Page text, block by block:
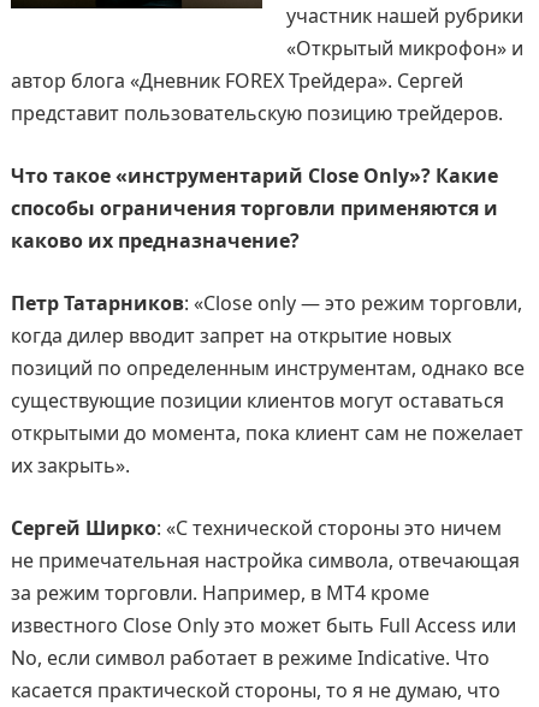
участник нашей рубрики
«Открытый микрофон» и
автор блога «Дневник FOREX Трейдера». Сергей
представит пользовательскую позицию трейдеров.
Что такое «инструментарий Close Only»? Какие
способы ограничения торговли применяются и
каково их предназначение?
Петр Татарников: «Close only — это режим торговли,
когда дилер вводит запрет на открытие новых
позиций по определенным инструментам, однако все
существующие позиции клиентов могут оставаться
открытыми до момента, пока клиент сам не пожелает
их закрыть».
Сергей Ширко: «С технической стороны это ничем
не примечательная настройка символа, отвечающая
за режим торговли. Например, в МТ4 кроме
известного Close Only это может быть Full Access или
No, если символ работает в режиме Indicative. Что
касается практической стороны, то я не думаю, что